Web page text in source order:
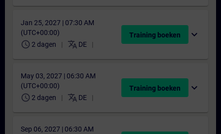
Jan 25, 2027 | 07:30 AM
(UTC+00:00)
schedule 2 dagen translate DE
Training boeken expand_more
May 03, 2027 | 06:30 AM
(UTC+00:00)
schedule 2 dagen translate DE
Training boeken expand_more
Sep 06, 2027 | 06:30 AM